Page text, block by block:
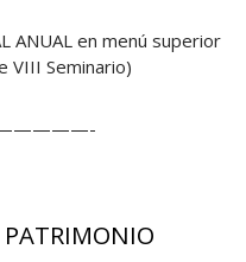
ANUAL en menú superior
VIII Seminario)
PATRIMONIO